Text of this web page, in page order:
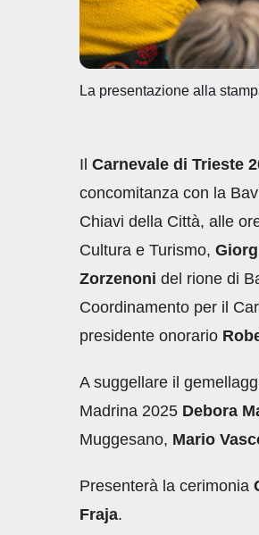
La presentazione alla
Il Carnevale di Trieste
concomitanza con la
Chiavi della Città, alle
Cultura e Turismo,
Zorzenoni del rione di
Coordinamento per il
presidente onorario
A suggellare il
Madrina 2025 Debora
Muggesano, Mario
Presenterà la cerimonia
Fraja.